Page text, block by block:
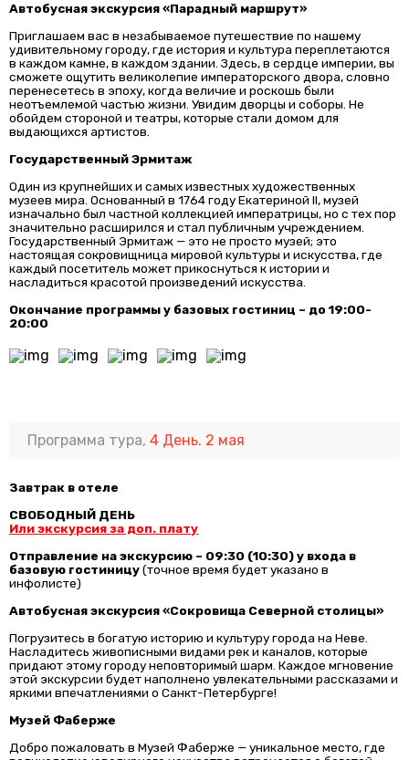
Автобусная экскурсия «Парадный маршрут»
Приглашаем вас в незабываемое путешествие по нашему
удивительному городу, где история и культура переплетаются
в каждом камне, в каждом здании. Здесь, в сердце империи, вы
сможете ощутить великолепие императорского двора, словно
перенесетесь в эпоху, когда величие и роскошь были
неотъемлемой частью жизни. Увидим дворцы и соборы. Не
обойдем стороной и театры, которые стали домом для
выдающихся артистов.
Государственный Эрмитаж
Один из крупнейших и самых известных художественных
музеев мира. Основанный в 1764 году Екатериной II, музей
изначально был частной коллекцией императрицы, но с тех пор
значительно расширился и стал публичным учреждением.
Государственный Эрмитаж — это не просто музей; это
настоящая сокровищница мировой культуры и искусства, где
каждый посетитель может прикоснуться к истории и
насладиться красотой произведений искусства.
Окончание программы у базовых гостиниц ~ до 19:00-
20:00
Программа тура,4 День. 2 мая
Завтрак в отеле
СВОБОДНЫЙ ДЕНЬ
Или экскурсия за доп. плату
Отправление на экскурсию ~ 09:30 (10:30) у входа в
базовую гостиницу(точное время будет указано в
инфолисте)
Автобусная экскурсия «Сокровища Северной столицы»
Погрузитесь в богатую историю и культуру города на Неве.
Насладитесь живописными видами рек и каналов, которые
придают этому городу неповторимый шарм. Каждое мгновение
этой экскурсии будет наполнено увлекательными рассказами и
яркими впечатлениями о Санкт-Петербурге!
Музей Фаберже
Добро пожаловать в Музей Фаберже — уникальное место, где